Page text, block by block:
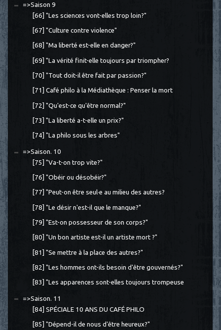
=>Saison 9
[66] "Les sciences vont-elles trop loin?"
[67] "Culture contre violence"
[68] "Ma liberté est-elle en danger?"
[69] "La vérité finit-elle toujours par triompher?
[70] "Tout doit-il être fait par passion?"
[71] Café philo à la Médiathèque : Penser la mort
[72] "Qu'est-ce qu'être normal?"
[73] "La liberté a-t-elle un prix?"
[74] "La philo sous les arbres"
=>Saison. 10
[75] "Va-t-on trop vite?"
[76] "Obéir ou désobéir?"
[77] "Peut-on être seul·e au milieu des autres?
[78] "Le désir n'est-il que le manque?"
[79] "Est-on possesseur de son corps?"
[80] "Un bon artiste est-il un artiste mort ?"
[81] "Se mettre à la place des autres?"
[82] "Les hommes ont-ils besoin d'être gouvernés?"
[83] "Les apparences sont-elles toujours trompeuse
=>Saison. 11
[84] SPÉCIALE 10 ANS DU CAFÉ PHILO
[85] "Dépend-il de nous d'être heureux?"